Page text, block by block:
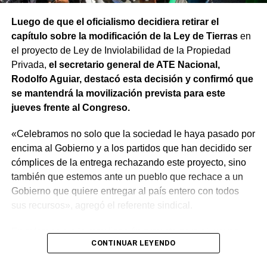
Luego de que el oficialismo decidiera retirar el
capítulo sobre la modificación de la Ley de Tierrasen
el proyecto de Ley de Inviolabilidad de la Propiedad
Privada, el secretario general de ATE Nacional,
Rodolfo Aguiar, destacó esta decisión y confirmó que
se mantendrá la movilización prevista para este
jueves frente al Congreso.
«Celebramos no solo que la sociedad le haya pasado por
encima al Gobierno y a los partidos que han decidido ser
cómplices de la entrega rechazando este proyecto, sino
también que estemos ante un pueblo que rechace a un
Gobierno que quiere entregar al país entero con todos
sus recursos», agregó el referente sindical.
En referencia a la movilización prevista para el jueves,
apuntó que «a Milei se le están terminando las balas y
CONTINUAR LEYENDO